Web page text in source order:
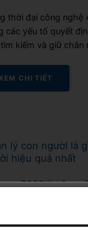
thời đại công nghệ
các yếu tố quyết
kiếm và giữ chân
XEM CHI TIẾT
lý con người là
hiệu quả nhất
nay TOPSKILLS
sự thành công hay